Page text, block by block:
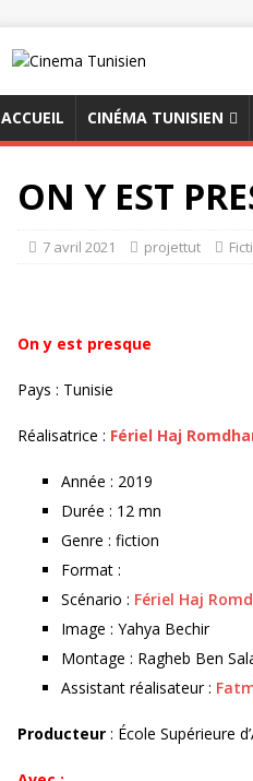
ACCUEIL CINÉMA TUNISIEN
ON Y EST
7 avril 2021 projettut
On y est presque
Pays : Tunisie
Réalisatrice : Fériel Haj
Année : 2019
Durée : 12 mn
Genre : fiction
Format :
Scénario : Fériel Haj
Image : Yahya Bechir
Montage : Ragheb Ben
Assistant réalisateur :
Producteur : École Supérieure